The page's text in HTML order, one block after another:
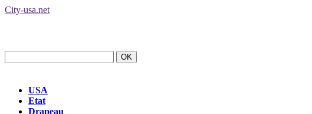
City-usa.net
USA
Etat
Drapeau